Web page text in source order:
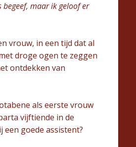
maar ik geloof er
vrouw, in een tijd dat al
droge ogen te zeggen
ontdekken van
als eerste vrouw
vijftiende in de
een goede assistent?